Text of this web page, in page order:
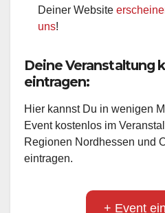
Deiner Website
uns!
Deine Veranstaltung
eintragen:
Hier kannst Du in wenigen
Event kostenlos im
Regionen Nordhessen und
eintragen.
+ Event